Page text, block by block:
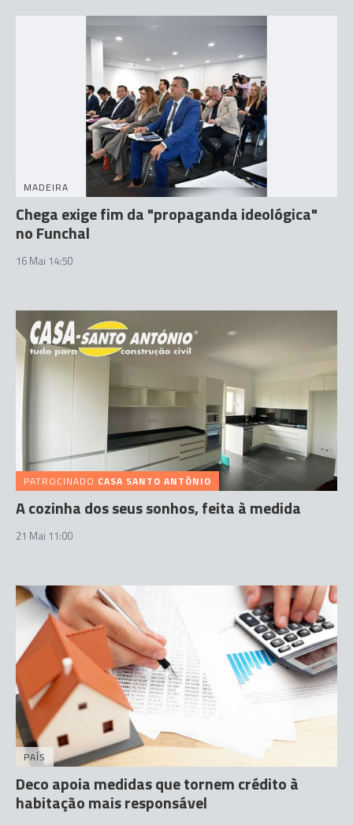
MADEIRA
Chega exige fim da "propaganda ideológica"
no Funchal
16 Mai 14:50
PATROCINADO CASA SANTO ANTÓNIO
A cozinha dos seus sonhos, feita à medida
21 Mai 11:00
PAÍS
Deco apoia medidas que tornem crédito à
habitação mais responsável